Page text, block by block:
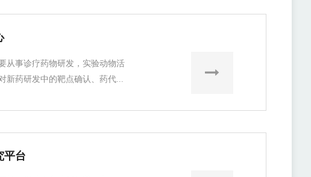
从事诊疗药物研发，实验动物活
新药研发中的靶点确认、药代...
平台